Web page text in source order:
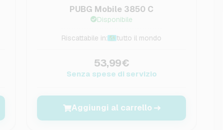
PUBG Mobile 3850 C
Disponibile
Riscattabile in: tutto il mondo
53,99€
Senza spese di servizio
Aggiungi al carrello